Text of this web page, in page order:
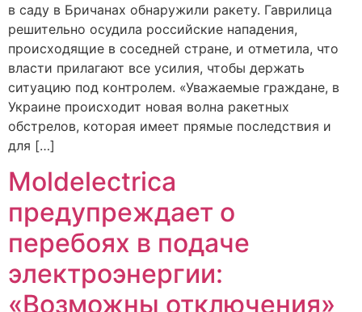
в саду в Бричанах обнаружили ракету. Гаврилица
решительно осудила российские нападения,
происходящие в соседней стране, и отметила, что
власти прилагают все усилия, чтобы держать
ситуацию под контролем. «Уважаемые граждане, в
Украине происходит новая волна ракетных
обстрелов, которая имеет прямые последствия и
для […]
Moldelectrica
предупреждает о
перебоях в подаче
электроэнергии:
«Возможны отключения»